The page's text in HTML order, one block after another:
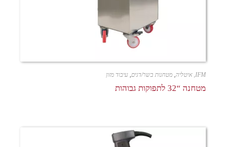
IFM, איטליה , מטחנות בשר/דגים, עיבוד מזון
מטחנה “32 לתפוקות גבוהות